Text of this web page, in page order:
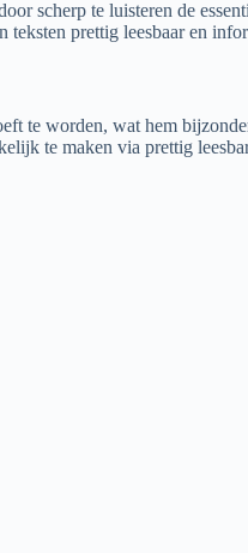
scherp te luisteren de
prettig leesbaar en
te worden, wat hem
te maken via prettig